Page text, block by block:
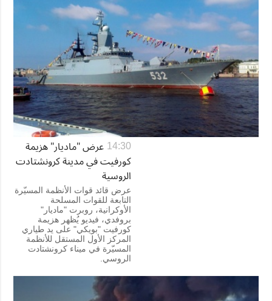
14:30 عرض "ماديار" هزيمة
كورفيت في مدينة كرونشتادت
الروسية
عرض قائد قوات الأنظمة المسيّرة
التابعة للقوات المسلحة
الأوكرانية، روبرت "ماديار"
بروفدي، فيديو يُظهر هزيمة
كورفيت "بويكي" على يد طياري
المركز الأول المستقل للأنظمة
المسيّرة في ميناء كرونشتادت
الروسي.